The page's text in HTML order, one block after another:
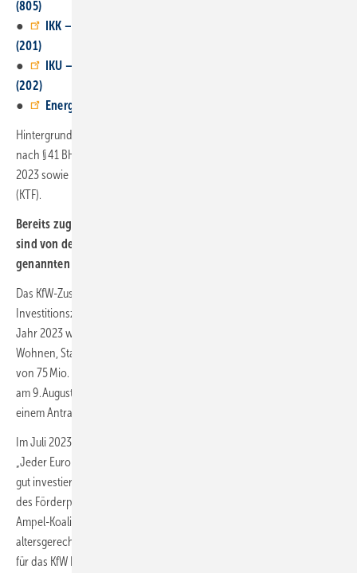
(805)
●
IKK – Energetische Stadtsanierung – Quartiersversorgung
(201)
●
IKU – Energetische Stadtsanierung – Quartiersversorgung
(202)
●
Energetische Stadtsanierung – Zuschuss (432)
Hintergrund ist die ab sofort geltende haushalts­wirtschaftliche Sperre
nach § 41 BHO für Verpflichtungs­ermächtigungen im Bundes­haushalt
2023 sowie im Sonder­vermögen Klima- und Trans­formations­fonds
(KTF).
Bereits zugesagte Förder­darlehen und Investitions­zuschüsse
sind von der haushalts­wirtschaftlichen Sperre in den oben
genannten Produkten nicht betroffen.“
Das KfW-Zuschussprogramm 455-B „Barrierereduzierung –
Investitionszuschuss“ bzw. „Altersgerecht Umbauen Zuschuss“ für das
Jahr 2023 war erst am 13. Juli 2023 vom Bundesministerium für
Wohnen, Stadtentwicklung und Bauwesen (BMWSB) mit einem Budget
von 75 Mio. Euro für das Jahr 2023 reaktiviert worden. Zuvor war es
am 9. August 2022 aufgrund ausgeschöpfter Programmmittel mit
einem Antragsstopp versehen worden.
Im Juli 2023 hatte Bundesbauministerin Klara Geywitz festgestellt:
„Jeder Euro im KfW-Programm ‚Altersgerecht Umbauen‘ ist mehrfach
gut investiertes Geld.“ Es wird sich zeigen, ob Geywitz die Fortführung
des Förderprogramms durchsetzen kann. Das Versprechend aus dem
Ampel-Koalitionsvertrag – „Wir werden unseren Einsatz für
altersgerechtes Wohnen und Barriereabbau verstärken und die Mittel
für das KfW Programm auskömmlich aufstocken.“ – dürfte ein